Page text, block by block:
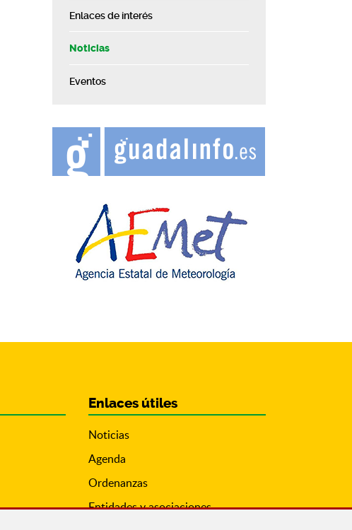
Enlaces de interés
Noticias
Eventos
Enlaces útiles
Noticias
Agenda
Ordenanzas
Entidades y asociaciones